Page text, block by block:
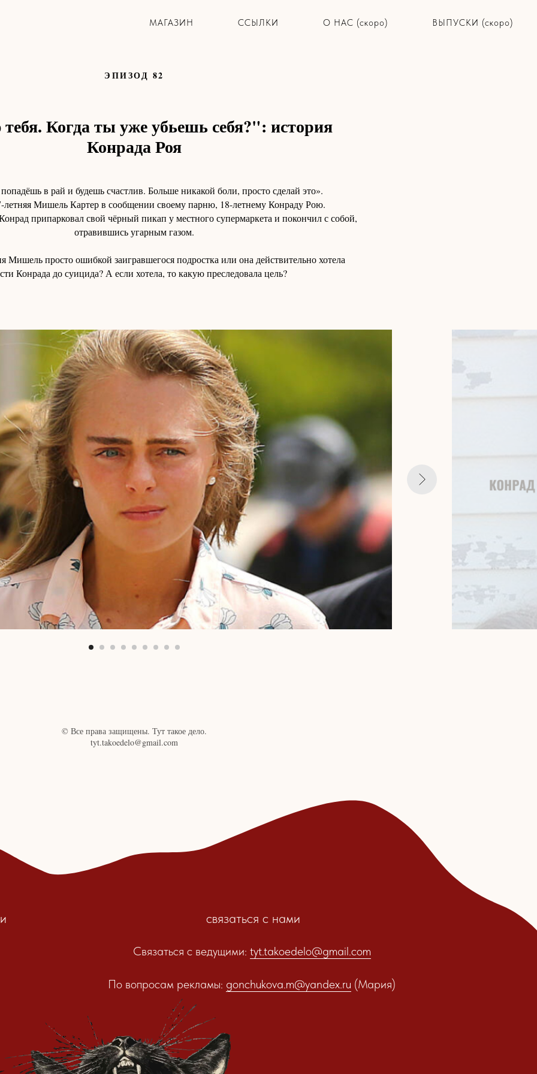
МАГАЗИН ССЫЛКИ О НАС (скоро) ВЫПУСКИ (скоро)
ЭПИЗОД 82
Когда ты уже убьешь себя?": история
Конрада Роя
в рай и будешь счастлив. Больше никакой боли, просто сделай это».
летняя Мишель Картер в сообщении своему парню, 18-летнему Конраду Рою.
припарковал свой чёрный пикап у местного супермаркета и покончил с собой,
отравившись угарным газом.
просто ошибкой заигравшегося подростка или она действительно хотела
Конрада до суицида? А если хотела, то какую преследовала цель?
© Все права защищены. Тут такое дело.
tyt.takoedelo@gmail.com
Связаться с ведущими:tyt.takoedelo@gmail.com